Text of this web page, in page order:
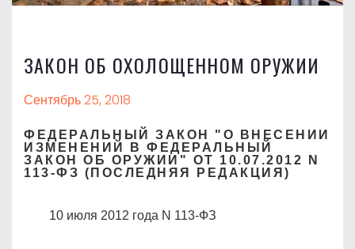
ЗАКОН ОБ ОХОЛОЩЕННОМ ОРУЖИИ
Сентябрь 25, 2018
ФЕДЕРАЛЬНЫЙ ЗАКОН "О ВНЕСЕНИИ
ИЗМЕНЕНИЙ В ФЕДЕРАЛЬНЫЙ
ЗАКОН ОБ ОРУЖИИ" ОТ 10.07.2012 N
113-ФЗ (ПОСЛЕДНЯЯ РЕДАКЦИЯ)
10 июля 2012 года N 113-ФЗ